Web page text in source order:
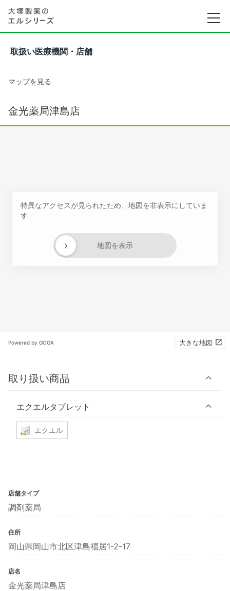
取扱い医療機関・店舗
マップを見る
金光薬局津島店
特異なアクセスが見られたため、地図を非表示にしていま
す
地図を表示
›
Powered by GOGA 大きな地図
取り扱い商品
エクエルタブレット
エクエル
店舗タイプ
調剤薬局
住所
岡山県岡山市北区津島福居1-2-17
店名
金光薬局津島店